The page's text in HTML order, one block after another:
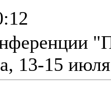
13-15